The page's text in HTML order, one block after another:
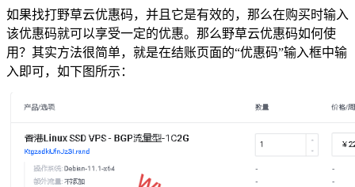
如果找打野草云优惠码，并且它是有效的，那么在购买时输入
该优惠码就可以享受一定的优惠。那么野草云优惠码如何使
用？其实方法很简单，就是在结账页面的“优惠码”输入框中输
入即可，如下图所示：